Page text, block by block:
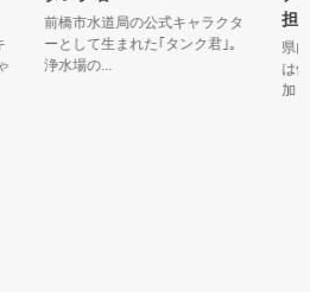
前橋市水道局の公式キャラクタ
ーとして生まれた｢タンク君｣。
浄水場の...
担
県内
は例
加し